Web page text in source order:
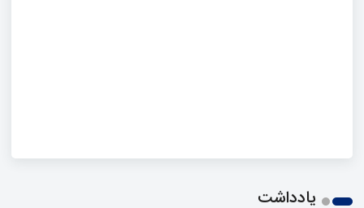
یادداشت